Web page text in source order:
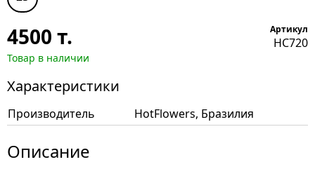
4500 т.
Товар в наличии
Артикул
HC720
Характеристики
Производитель HotFlowers, Бразилия
Описание